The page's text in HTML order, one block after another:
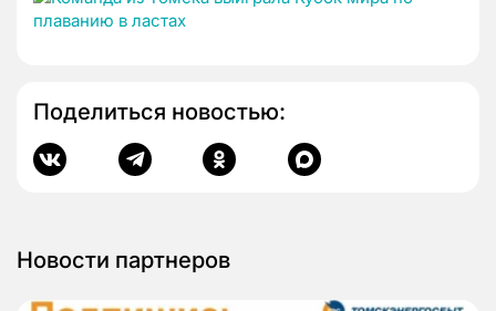
Поделиться новостью:
Новости партнеров